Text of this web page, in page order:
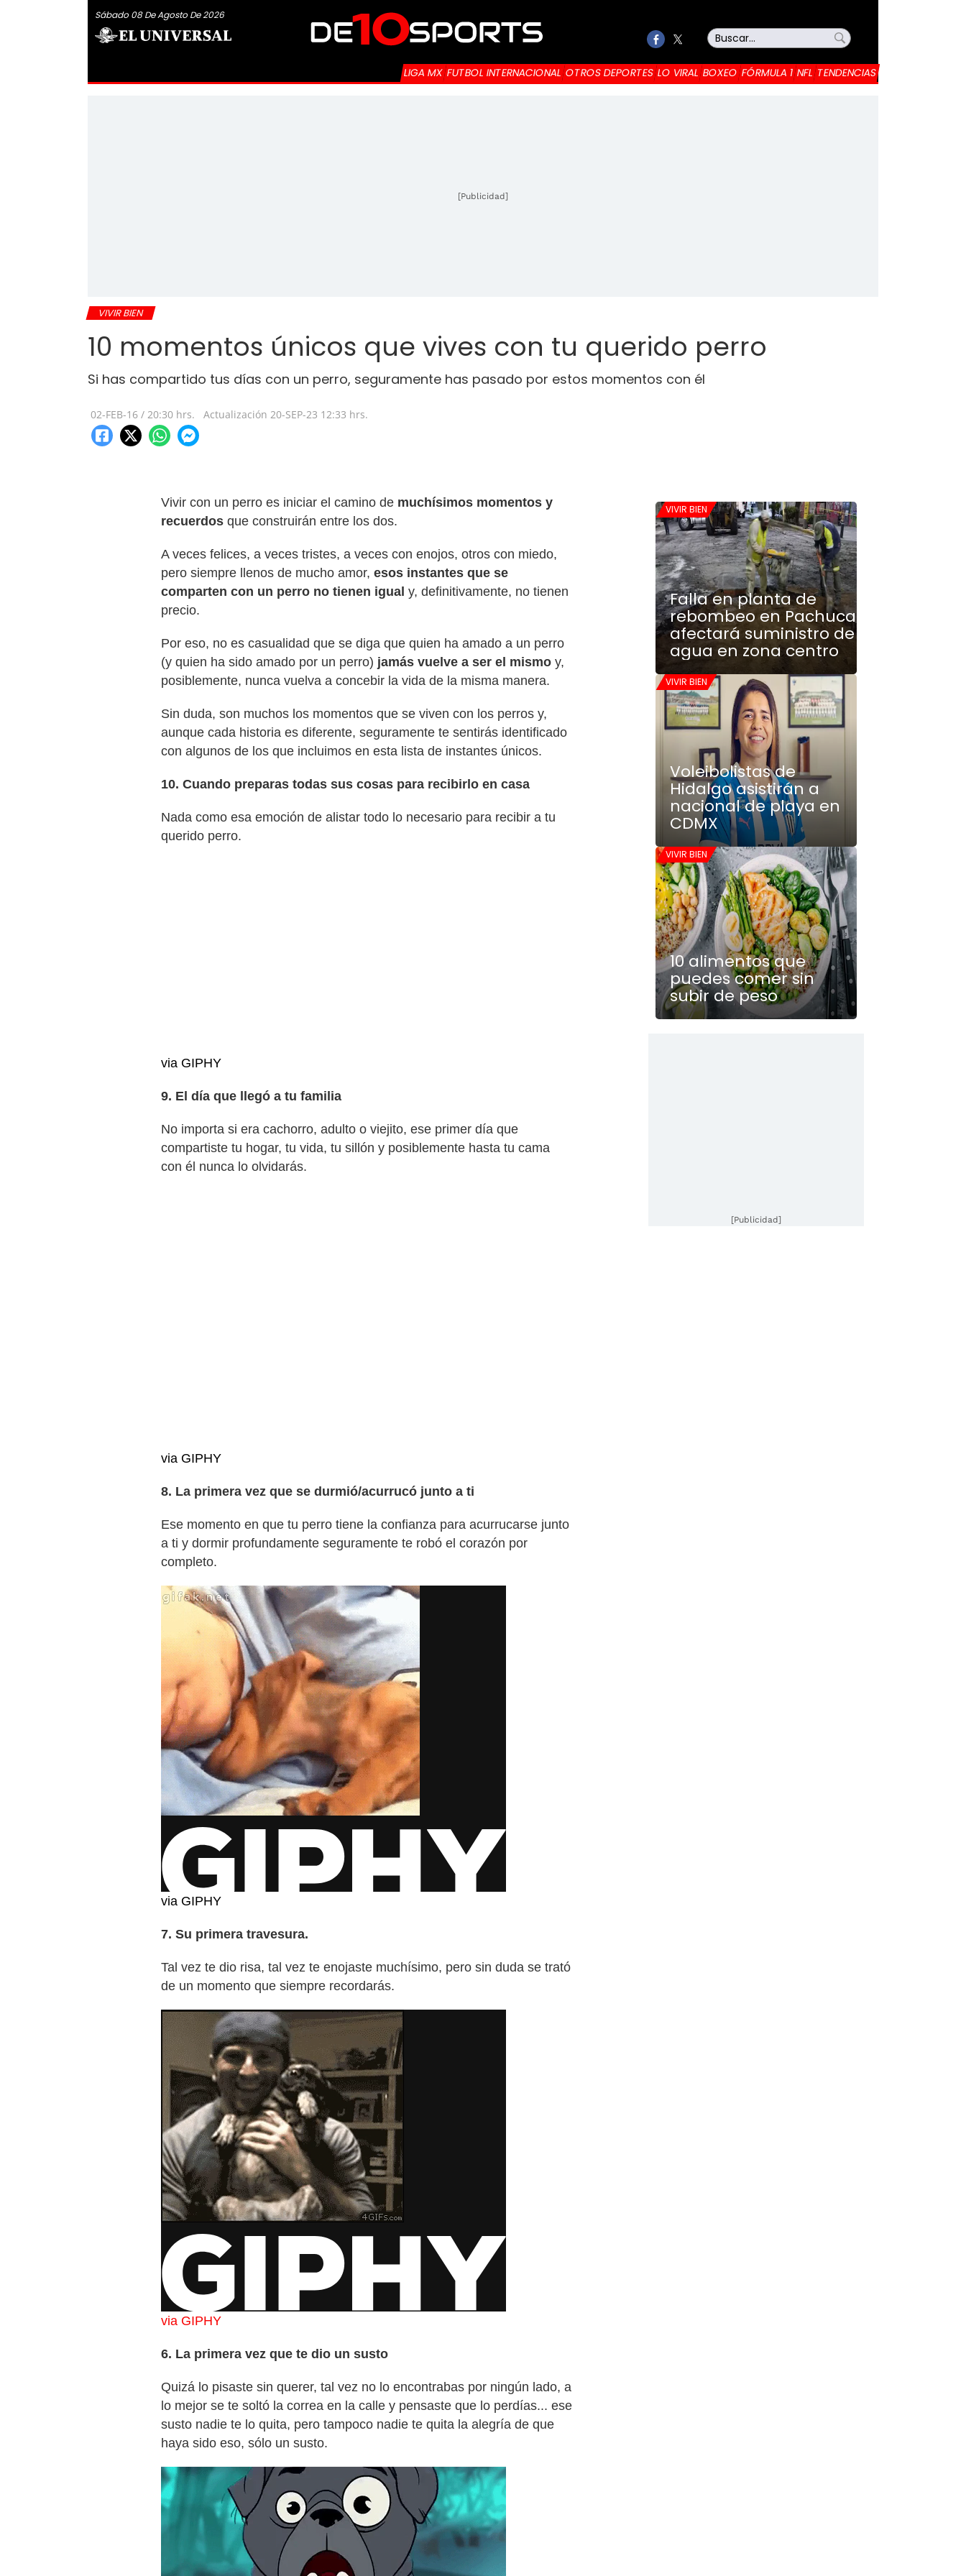
Sábado 08 De Agosto De 2026
LIGA MX FUTBOL INTERNACIONAL OTROS DEPORTES LO VIRAL BOXEO FÓRMULA 1 NFL TENDENCIAS
[Publicidad]
VIVIR BIEN
10 momentos únicos que vives con tu querido perro
Si has compartido tus días con un perro, seguramente has pasado por estos momentos con él
02-FEB-16 / 20:30 hrs. Actualización 20-SEP-23 12:33 hrs.
Vivir con un perro es iniciar el camino de muchísimos momentos y
recuerdos que construirán entre los dos.
A veces felices, a veces tristes, a veces con enojos, otros con miedo,
pero siempre llenos de mucho amor, esos instantes que se
comparten con un perro no tienen igual y, definitivamente, no tienen
precio.
Por eso, no es casualidad que se diga que quien ha amado a un perro
(y quien ha sido amado por un perro) jamás vuelve a ser el mismo y,
posiblemente, nunca vuelva a concebir la vida de la misma manera.
Sin duda, son muchos los momentos que se viven con los perros y,
aunque cada historia es diferente, seguramente te sentirás identificado
con algunos de los que incluimos en esta lista de instantes únicos.
10. Cuando preparas todas sus cosas para recibirlo en casa
Nada como esa emoción de alistar todo lo necesario para recibir a tu
querido perro.
via GIPHY
9. El día que llegó a tu familia
No importa si era cachorro, adulto o viejito, ese primer día que
compartiste tu hogar, tu vida, tu sillón y posiblemente hasta tu cama
con él nunca lo olvidarás.
via GIPHY
8. La primera vez que se durmió/acurrucó junto a ti
Ese momento en que tu perro tiene la confianza para acurrucarse junto
a ti y dormir profundamente seguramente te robó el corazón por
completo.
via GIPHY
7. Su primera travesura.
Tal vez te dio risa, tal vez te enojaste muchísimo, pero sin duda se trató
de un momento que siempre recordarás.
via GIPHY
6. La primera vez que te dio un susto
Quizá lo pisaste sin querer, tal vez no lo encontrabas por ningún lado, a
lo mejor se te soltó la correa en la calle y pensaste que lo perdías... ese
susto nadie te lo quita, pero tampoco nadie te quita la alegría de que
haya sido eso, sólo un susto.
VIVIR BIEN
Falla en planta de
rebombeo en Pachuca
afectará suministro de
agua en zona centro
VIVIR BIEN
Voleibolistas de
Hidalgo asistirán a
nacional de playa en
CDMX
VIVIR BIEN
10 alimentos que
puedes comer sin
subir de peso
[Publicidad]